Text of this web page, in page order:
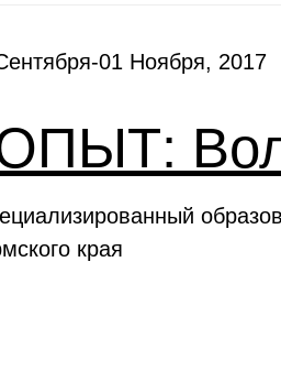
01 Ноября, 2017
края